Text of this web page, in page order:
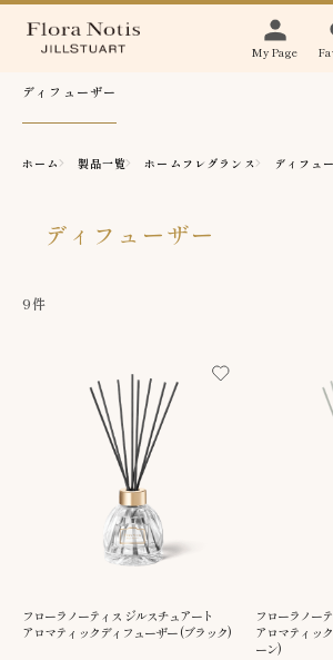
My Page
ディフューザー
ホーム 製品一覧 ホームフレグランス ディフュ
ディフューザー
9件
フローラノーティス ジルスチュアート
アロマティックディフューザー (ブラック)
フローラノー
アロマティッ
ーン)